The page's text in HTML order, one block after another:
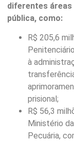
diferentes
pública, como:
R$ 205,6
à
prisional;
R$ 56,3
Ministério
Pecuária,